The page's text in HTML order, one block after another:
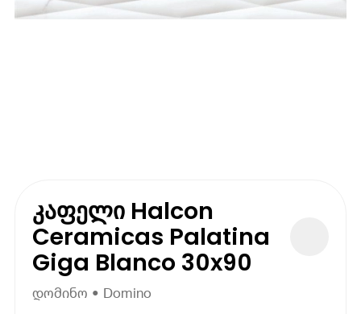
კაფელი Halcon
Ceramicas Palatina
Giga Blanco 30x90
დომინო • Domino